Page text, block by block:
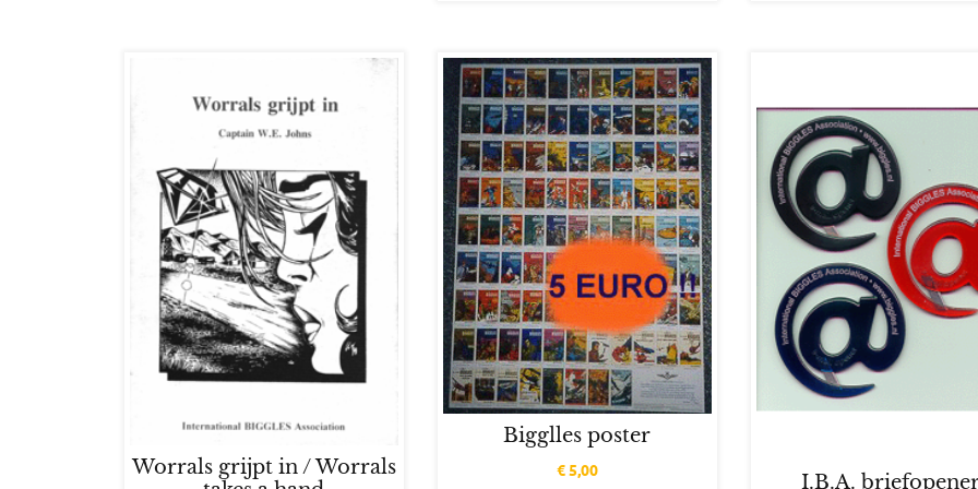
Worrals grijpt in / Worrals
Bigglles poster
€5,00
I.B.A.